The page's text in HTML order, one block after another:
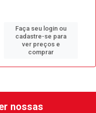
Faça seu login ou
cadastre-se para
ver preços e
comprar
nossas